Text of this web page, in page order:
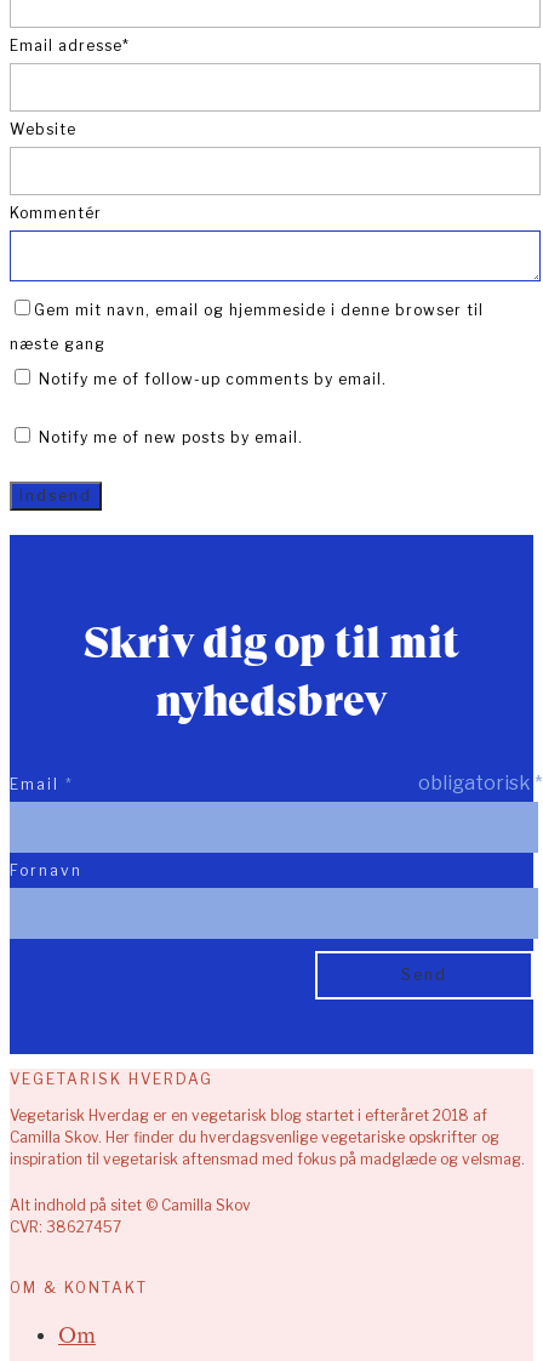
Email adresse*
Website
Kommentér
Gem mit navn, email og hjemmeside i denne browser til
næste gang
Notify me of follow-up comments by email.
Notify me of new posts by email.
Skriv dig op til mit
nyhedsbrev
*
obligatorisk
Email *
Fornavn
VEGETARISK HVERDAG
Vegetarisk Hverdag er en vegetarisk blog startet i efteråret 2018 af
Camilla Skov. Her finder du hverdagsvenlige vegetariske opskrifter og
inspiration til vegetarisk aftensmad med fokus på madglæde og velsmag.
Alt indhold på sitet © Camilla Skov
CVR: 38627457
OM & KONTAKT
Om